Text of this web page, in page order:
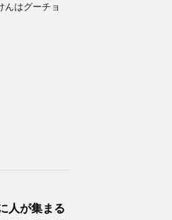
んはグーチョ
人が集まる